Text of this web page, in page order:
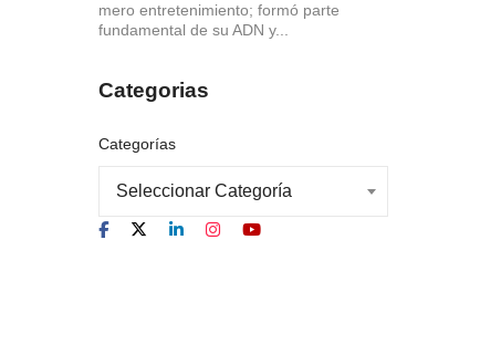
mero entretenimiento; formó parte
fundamental de su ADN y...
Categorias
Categorías
Seleccionar Categoría